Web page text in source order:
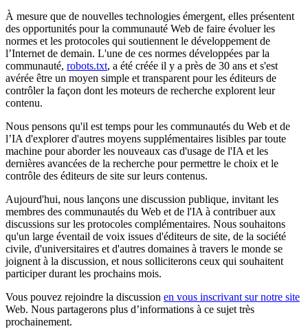
À mesure que de nouvelles technologies émergent, elles présentent
des opportunités pour la communauté Web de faire évoluer les
normes et les protocoles qui soutiennent le développement de
l’Internet de demain. L'une de ces normes développées par la
communauté, robots.txt, a été créée il y a près de 30 ans et s'est
avérée être un moyen simple et transparent pour les éditeurs de
contrôler la façon dont les moteurs de recherche explorent leur
contenu.
Nous pensons qu'il est temps pour les communautés du Web et de
l’IA d'explorer d'autres moyens supplémentaires lisibles par toute
machine pour aborder les nouveaux cas d'usage de l'IA et les
dernières avancées de la recherche pour permettre le choix et le
contrôle des éditeurs de site sur leurs contenus.
Aujourd'hui, nous lançons une discussion publique, invitant les
membres des communautés du Web et de l'IA à contribuer aux
discussions sur les protocoles complémentaires. Nous souhaitons
qu'un large éventail de voix issues d'éditeurs de site, de la société
civile, d'universitaires et d'autres domaines à travers le monde se
joignent à la discussion, et nous solliciterons ceux qui souhaitent
participer durant les prochains mois.
Vous pouvez rejoindre la discussion en vous inscrivant sur notre site
Web. Nous partagerons plus d’informations à ce sujet très
prochainement.